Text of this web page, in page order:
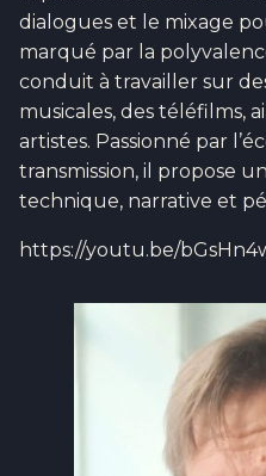
dialogues et le mixage
marqué par la
conduit à travailler sur
musicales, des téléfilms,
artistes. Passionné par
transmission, il propose
technique, narrative et
https://youtu.be/